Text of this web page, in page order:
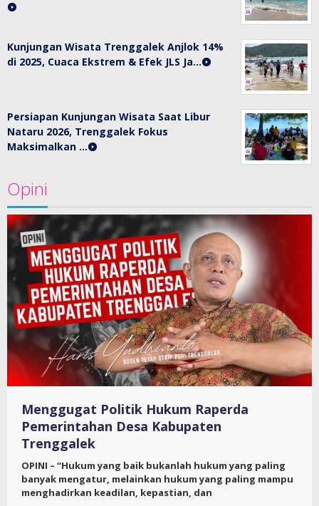
Kunjungan Wisata Trenggalek Anjlok 14%
di 2025, Cuaca Ekstrem & Efek JLS Ja…
Persiapan Kunjungan Wisata Saat Libur
Nataru 2026, Trenggalek Fokus
Maksimalkan …
Opini
Menggugat Politik Hukum Raperda
Pemerintahan Desa Kabupaten
Trenggalek
OPINI – “Hukum yang baik bukanlah hukum yang paling
banyak mengatur, melainkan hukum yang paling mampu
menghadirkan keadilan, kepastian, dan